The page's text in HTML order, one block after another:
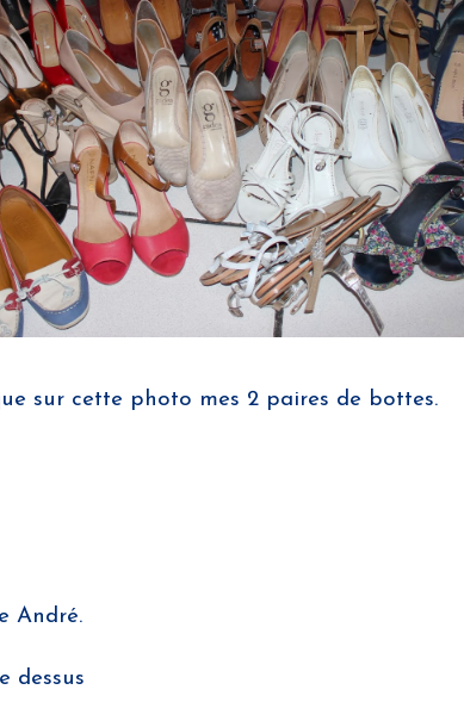
sur cette photo mes 2 paires de bottes.
André.
dessus